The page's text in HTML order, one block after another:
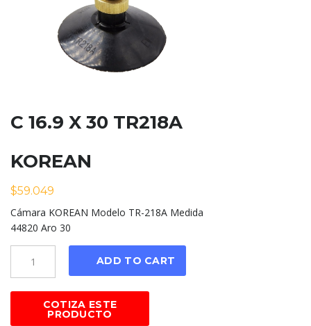
C 16.9 X 30 TR218A
KOREAN
$59.049
Cámara KOREAN Modelo TR-218A Medida
44820 Aro 30
ADD TO CART